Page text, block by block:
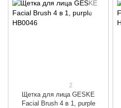
2
Щетка для лица GESKE
Facial Brush 4 в 1, purple